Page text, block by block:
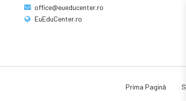
office@eueducenter.ro
EuEduCenter.ro
Prima Pagină